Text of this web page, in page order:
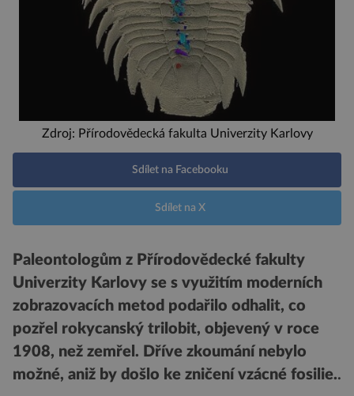
Zdroj: Přírodovědecká fakulta Univerzity Karlovy
Sdílet na Facebooku
Sdílet na X
Paleontologům z Přírodovědecké fakulty
Univerzity Karlovy se s využitím moderních
zobrazovacích metod podařilo odhalit, co
pozřel rokycanský trilobit, objevený v roce
1908, než zemřel. Dříve zkoumání nebylo
možné, aniž by došlo ke zničení vzácné fosilie..